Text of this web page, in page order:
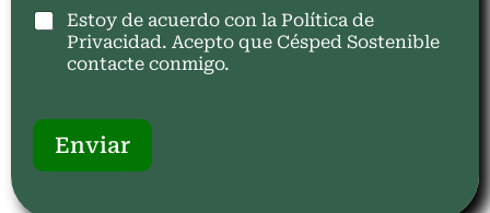
Estoy de acuerdo con la Política de
Privacidad. Acepto que Césped Sostenible
contacte conmigo.
Enviar